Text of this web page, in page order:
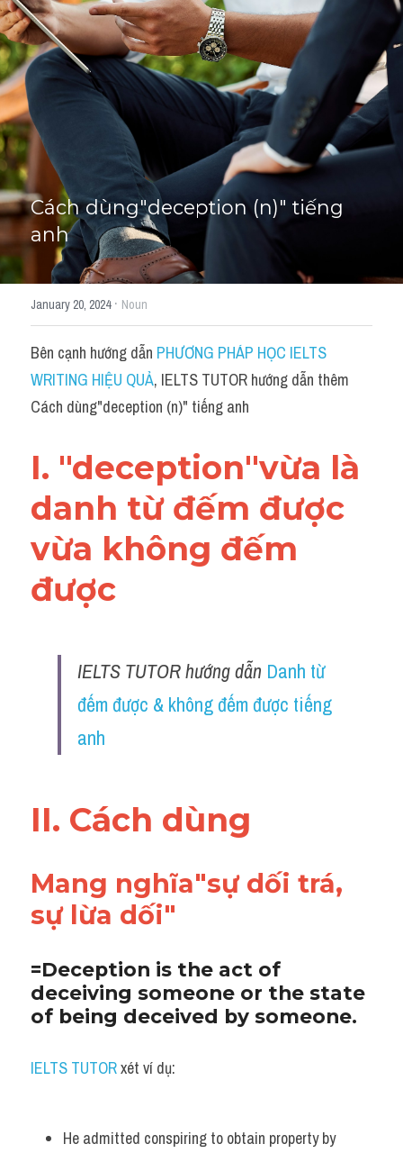
Học thử →
Cách dùng"deception (n)" tiếng
anh
January 20, 2024· Noun
Bên cạnh hướng dẫn PHƯƠNG PHÁP HỌC IELTS
WRITING HIỆU QUẢ, IELTS TUTOR hướng dẫn thêm
Cách dùng"deception (n)" tiếng anh
I. "deception"vừa là
danh từ đếm được
vừa không đếm
được
IELTS TUTOR hướng dẫn Danh từ
đếm được & không đếm được tiếng
anh
II. Cách dùng
Mang nghĩa"sự dối trá,
sự lừa dối"
=Deception is the act of
deceiving someone or the state
of being deceived by someone.
IELTS TUTOR xét ví dụ:
He admitted conspiring to obtain property by